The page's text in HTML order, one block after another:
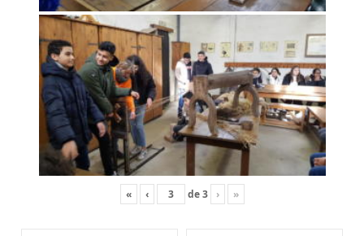
« ‹ de3 › »